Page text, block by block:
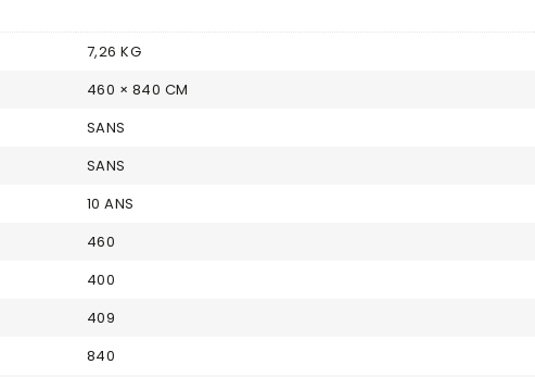
7,26 KG
460 × 840 CM
SANS
SANS
10 ANS
460
400
409
840